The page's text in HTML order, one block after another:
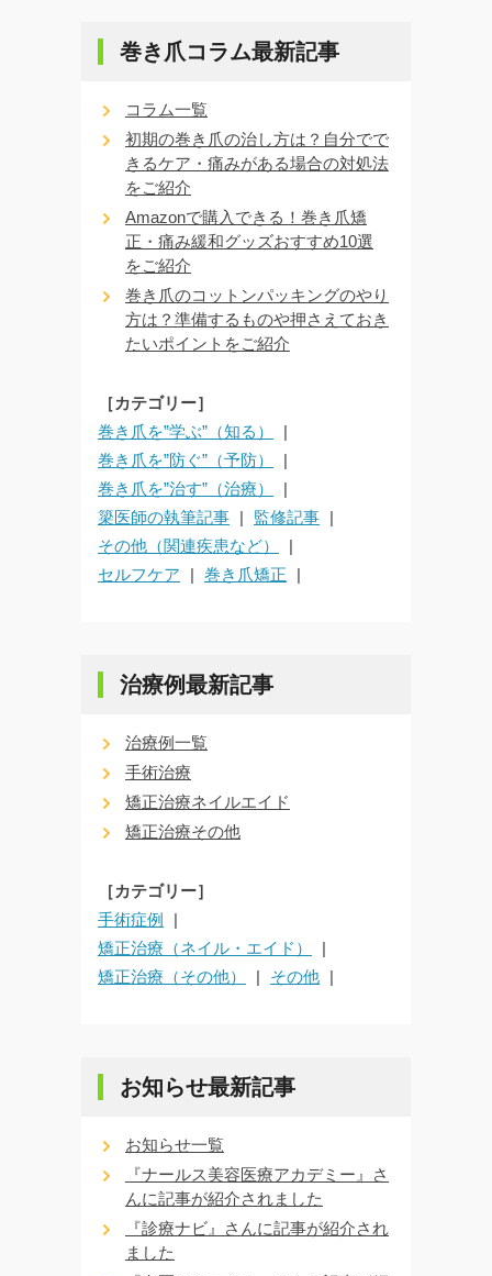
巻き爪コラム最新記事
コラム一覧
初期の巻き爪の治し方は？自分でで
きるケア・痛みがある場合の対処法
をご紹介
Amazonで購入できる！巻き爪矯
正・痛み緩和グッズおすすめ10選
をご紹介
巻き爪のコットンパッキングのやり
方は？準備するものや押さえておき
たいポイントをご紹介
［カテゴリー］
巻き爪を”学ぶ”（知る）
巻き爪を”防ぐ”（予防）
巻き爪を”治す”（治療）
簗医師の執筆記事
監修記事
その他（関連疾患など）
セルフケア
巻き爪矯正
治療例最新記事
治療例一覧
手術治療
矯正治療ネイルエイド
矯正治療その他
［カテゴリー］
手術症例
矯正治療（ネイル・エイド）
矯正治療（その他）
その他
お知らせ最新記事
お知らせ一覧
『ナールス美容医療アカデミー』さ
んに記事が紹介されました
『診療ナビ』さんに記事が紹介され
ました